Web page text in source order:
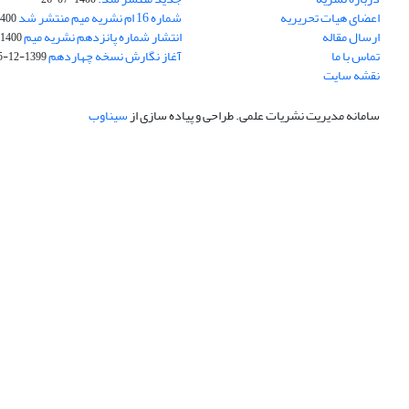
اعضای هیات تحریریه
ارسال مقاله
تماس با ما
نقشه سایت
شماره 16 ام نشریه میم منتشر شد 05-23
انتشار شماره پانزدهم نشریه میم1400-02-22
آغاز نگارش نسخه چهاردهم1399-12-15
سامانه مدیریت نشریات علمی.طراحی و پیاده سازی ازسیناوب